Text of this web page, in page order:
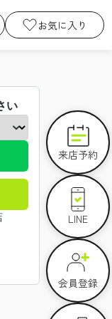
お気に入り
い
来店予約
LINE
会員登録